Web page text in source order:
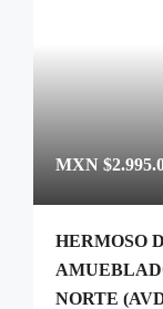
MXN
HERMOSO
NORTE